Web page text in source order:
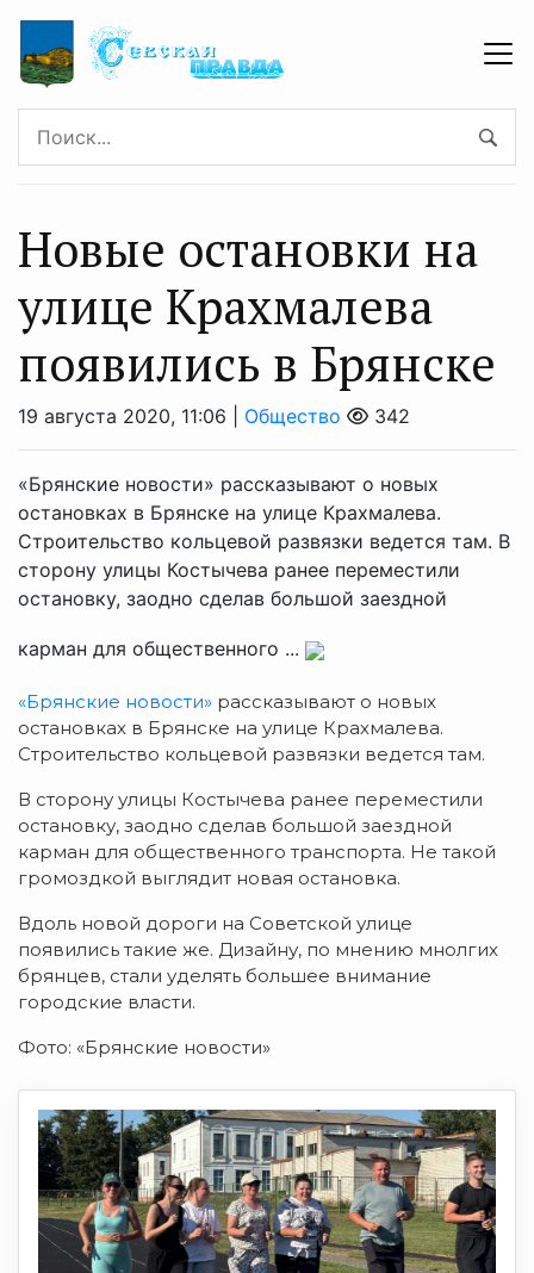
Новые остановки на
улице Крахмалева
появились в Брянске
19 августа 2020, 11:06 | Общество 342
«Брянские новости» рассказывают о новых
остановках в Брянске на улице Крахмалева.
Строительство кольцевой развязки ведется там. В
сторону улицы Костычева ранее переместили
остановку, заодно сделав большой заездной
карман для общественного ...
«Брянские новости» рассказывают о новых
остановках в Брянске на улице Крахмалева.
Строительство кольцевой развязки ведется там.
В сторону улицы Костычева ранее переместили
остановку, заодно сделав большой заездной
карман для общественного транспорта. Не такой
громоздкой выглядит новая остановка.
Вдоль новой дороги на Советской улице
появились такие же. Дизайну, по мнению мнолгих
брянцев, стали уделять большее внимание
городские власти.
Фото: «Брянские новости»